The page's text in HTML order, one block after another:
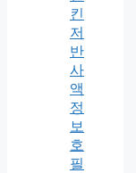
킨
저
반
사
액
정
보
호
필